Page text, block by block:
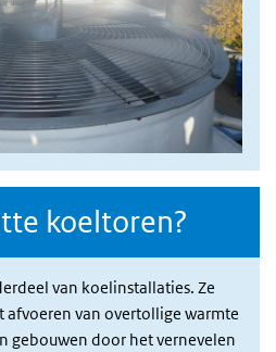
koeltoren?
van koelinstallaties. Ze
van overtollige warmte
gebouwen door het vernevelen